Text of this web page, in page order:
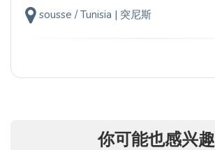
sousse / Tunisia | 突尼斯
你可能也感兴趣